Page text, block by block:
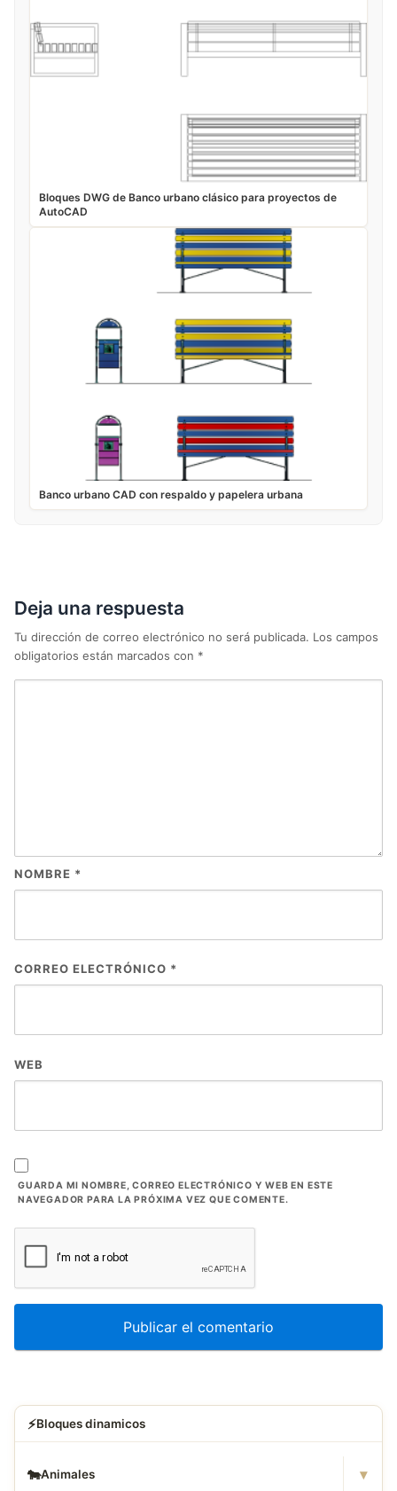
Bloques DWG de Banco urbano clásico para proyectos de
AutoCAD
Banco urbano CAD con respaldo y papelera urbana
Deja una respuesta
Tu dirección de correo electrónico no será publicada. Los campos
obligatorios están marcados con *
NOMBRE *
CORREO ELECTRÓNICO *
WEB
GUARDA MI NOMBRE, CORREO ELECTRÓNICO Y WEB EN ESTE
NAVEGADOR PARA LA PRÓXIMA VEZ QUE COMENTE.
⚡Bloques dinamicos
🐄Animales ▾